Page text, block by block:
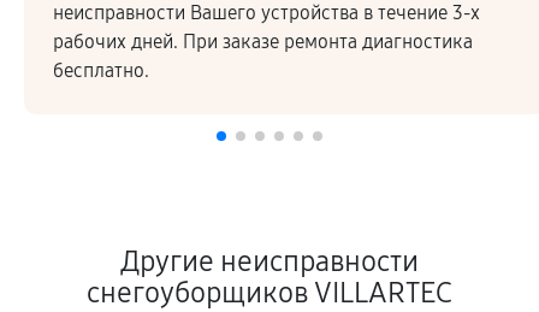
неисправности Вашего устройства в течение 3-х
рабочих дней. При заказе ремонта диагностика
бесплатно.
Другие неисправности
снегоуборщиков VILLARTEC